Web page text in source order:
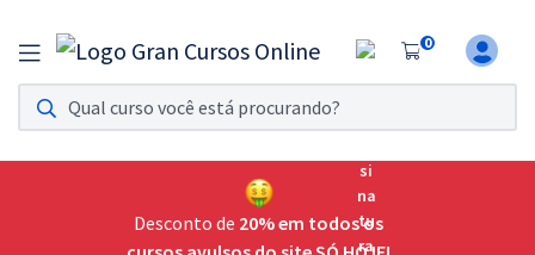
0
Assinatura Ilimitada 11
Acesso a todos os cursos. Teste grátis por 7 dias!
Assinatura OAB Até Passar
Acesso ilimitado a toda preparação para o Exame da
Desconto de 20% em todos os